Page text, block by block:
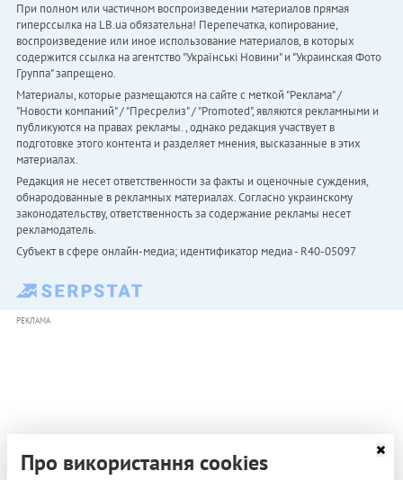
При полном или частичном воспроизведении материалов прямая
гиперссылка на LB.ua обязательна! Перепечатка, копирование,
воспроизведение или иное использование материалов, в которых
содержится ссылка на агентство "Українськi Новини" и "Украинская Фото
Группа" запрещено.
Материалы, которые размещаются на сайте с меткой "Реклама" /
"Новости компаний" / "Пресрелиз" / "Promoted", являются рекламными и
публикуются на правах рекламы. , однако редакция участвует в
подготовке этого контента и разделяет мнения, высказанные в этих
материалах.
Редакция не несет ответственности за факты и оценочные суждения,
обнародованные в рекламных материалах. Согласно украинскому
законодательству, ответственность за содержание рекламы несет
рекламодатель.
Субъект в сфере онлайн-медиа; идентификатор медиа - R40-05097
РЕКЛАМА
Про використання cookies